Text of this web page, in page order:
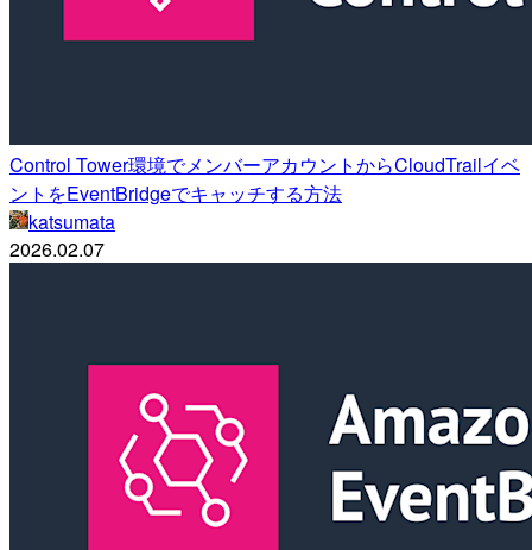
Control Tower環境でメンバーアカウントからCloudTrailイベ
ントをEventBridgeでキャッチする方法
katsumata
2026.02.07